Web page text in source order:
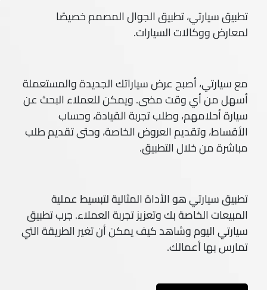
تطبيق سيارتي، تطبيق الجوال المصمم خصيصًا
لمعارض ووكالات السيارات.
مع سيارتي، أصبح عرض سياراتك الجديدة والمستعملة
أسهل من أي وقت مضى. ويمكن للعملاء البحث عن
سيارة أحلامهم، وطلب تجربة القيادة، وحساب
الأقساط، وتقديم العروض الخاصة، وحتى تقديم طلب
مباشرة من خلال التطبيق.
تطبيق سيارتي هو الأداة المثالية لتبسيط عملية
المبيعات الخاصة بك وتعزيز تجربة العملاء. جرب تطبيق
سيارتي اليوم وشاهد كيف يمكن أن تغير الطريقة التي
تمارس بها أعمالك.